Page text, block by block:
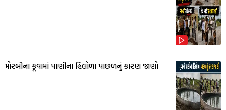
મોરબીના કૂવામાં પાણીના હિલોળા પાછળનું કારણ જાણો